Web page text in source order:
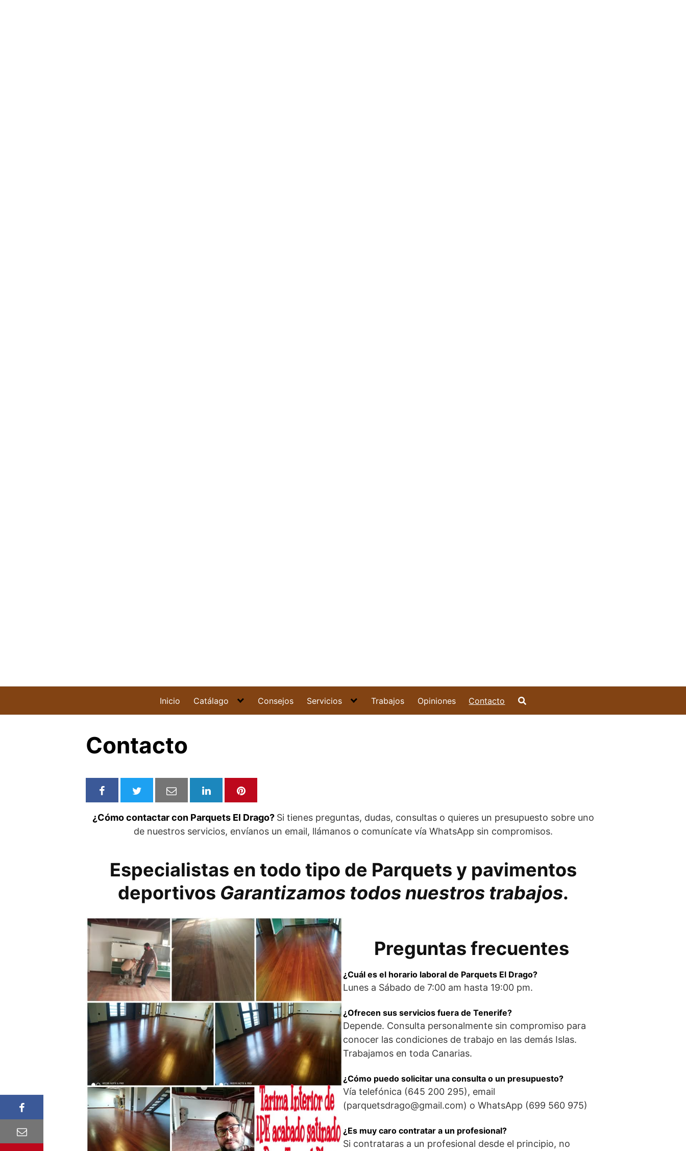
Inicio Catálago Consejos Servicios Trabajos Opiniones Contacto
Contacto
¿Cómo contactar con Parquets El Drago? Si tienes preguntas, dudas, consultas o quieres un presupuesto sobre uno
de nuestros servicios, envíanos un email, llámanos o comunícate vía WhatsApp sin compromisos.
Especialistas en todo tipo de Parquets y pavimentos
deportivos Garantizamos todos nuestros trabajos.
Preguntas frecuentes
¿Cuál es el horario laboral de Parquets El Drago?
Lunes a Sábado de 7:00 am hasta 19:00 pm.
¿Ofrecen sus servicios fuera de Tenerife?
Depende. Consulta personalmente sin compromiso para
conocer las condiciones de trabajo en las demás Islas.
Trabajamos en toda Canarias.
¿Cómo puedo solicitar una consulta o un presupuesto?
Vía telefónica (645 200 295), email
(parquetsdrago@gmail.com) o WhatsApp (699 560 975)
¿Es muy caro contratar a un profesional?
Si contrataras a un profesional desde el principio, no